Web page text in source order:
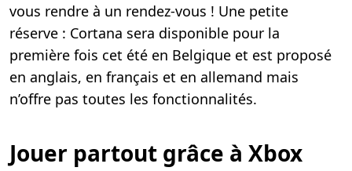
vous rendre à un rendez-vous ! Une petite
réserve : Cortana sera disponible pour la
première fois cet été en Belgique et est proposé
en anglais, en français et en allemand mais
n’offre pas toutes les fonctionnalités.
Jouer partout grâce à Xbox